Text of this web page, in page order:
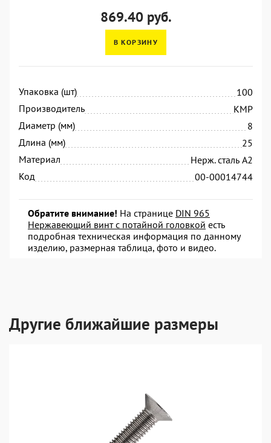
869.40 руб.
В КОРЗИНУ
Упаковка (шт)
100
Производитель
KMP
Диаметр (мм)
8
Длина (мм)
25
Материал
Нерж. сталь А2
Код
00-00014744
Обратите внимание! На странице DIN 965
Нержавеющий винт с потайной головкой есть
подробная техническая информация по данному
изделию, размерная таблица, фото и видео.
Другие ближайшие размеры